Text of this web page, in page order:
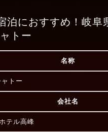
泊におすすめ！岐阜
トー
名称
トー
会社名
テル高峰